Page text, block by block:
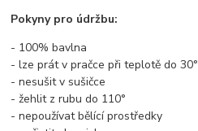
Pokyny pro údržbu:
- 100% bavlna
- lze prát v pračce při teplotě do 30°
- nesušit v sušičce
- žehlit z rubu do 110°
- nepoužívat bělící prostředky